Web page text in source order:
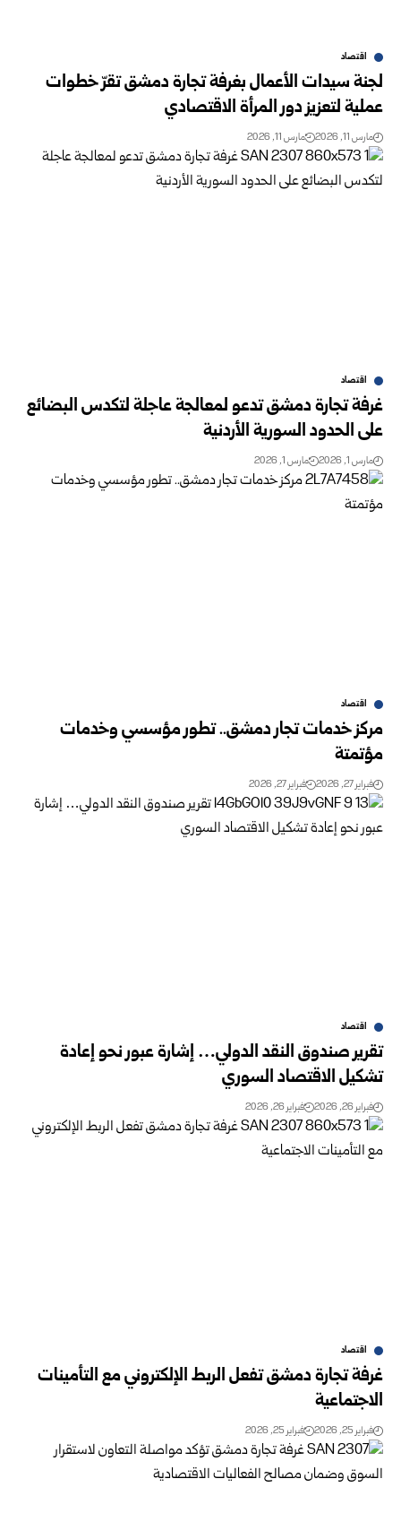
اقتصاد
لجنة سيدات الأعمال بغرفة تجارة دمشق تقرّ خطوات
عملية لتعزيز دور المرأة الاقتصادي
مارس 11, 2026 مارس 11, 2026
اقتصاد
غرفة تجارة دمشق تدعو لمعالجة عاجلة لتكدس البضائع
على الحدود السورية الأردنية
مارس 1, 2026 مارس 1, 2026
اقتصاد
مركز خدمات تجار دمشق.. تطور مؤسسي وخدمات
مؤتمتة
فبراير 27, 2026 فبراير 27, 2026
اقتصاد
تقرير صندوق النقد الدولي… إشارة عبور نحو إعادة
تشكيل الاقتصاد السوري
فبراير 26, 2026 فبراير 26, 2026
اقتصاد
غرفة تجارة دمشق تفعل الربط الإلكتروني مع التأمينات
الاجتماعية
فبراير 25, 2026 فبراير 25, 2026